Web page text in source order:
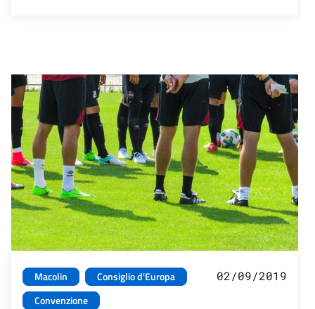
Macolin
Consiglio d'Europa
Convenzione
02/09/2019